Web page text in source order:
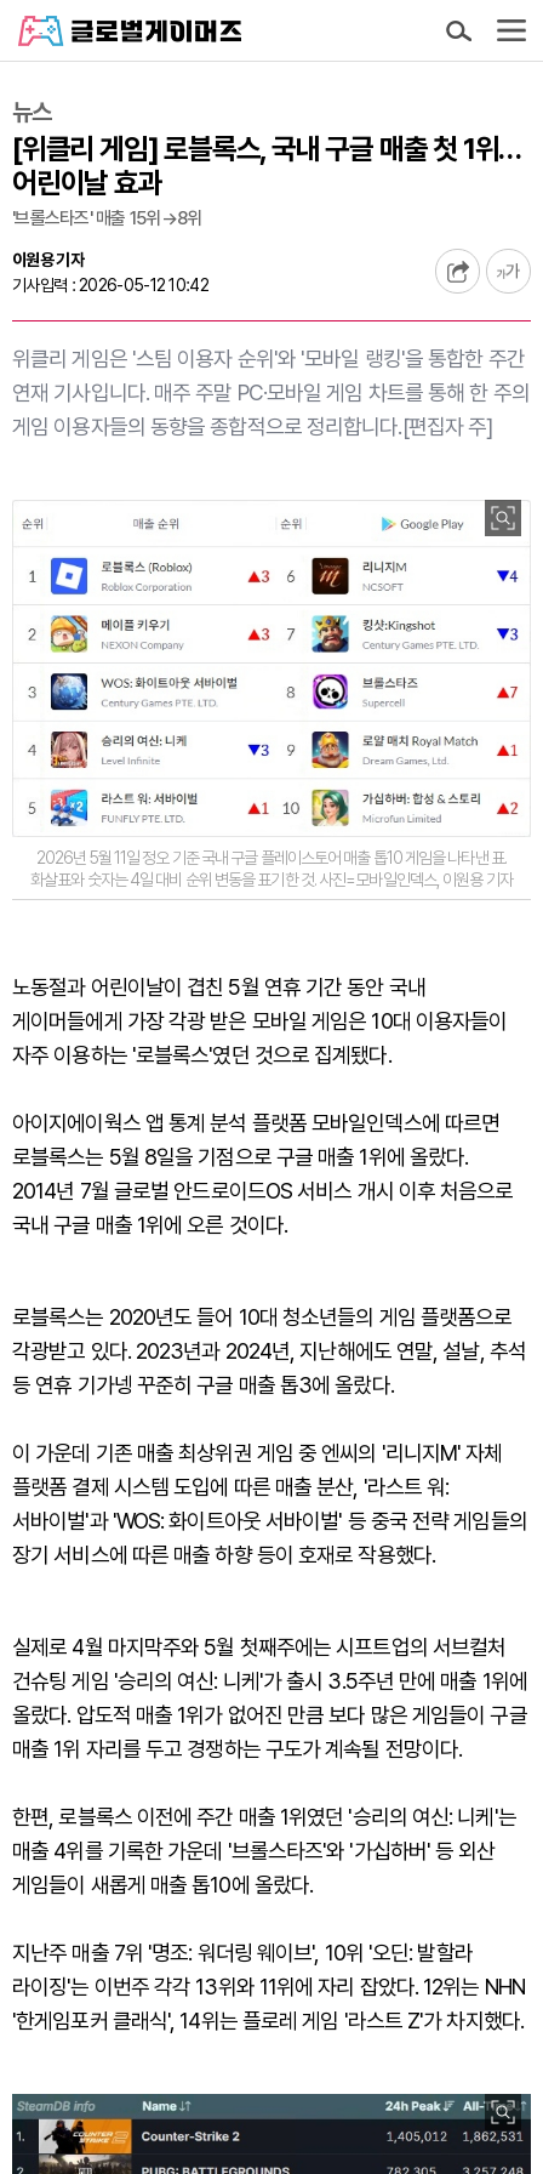
뉴스
[위클리 게임] 로블록스, 국내 구글 매출 첫 1위…
어린이날 효과
'브롤스타즈' 매출 15위→8위
이원용 기자
기사입력 : 2026-05-12 10:42
위클리 게임은 '스팀 이용자 순위'와 '모바일 랭킹'을 통합한 주간
연재 기사입니다. 매주 주말 PC·모바일 게임 차트를 통해 한 주의
게임 이용자들의 동향을 종합적으로 정리합니다.[편집자 주]
2026년 5월 11일 정오 기준 국내 구글 플레이스토어 매출 톱10 게임을 나타낸 표.
화살표와 숫자는 4일 대비 순위 변동을 표기한 것. 사진=모바일인덱스, 이원용 기자
노동절과 어린이날이 겹친 5월 연휴 기간 동안 국내
게이머들에게 가장 각광 받은 모바일 게임은 10대 이용자들이
자주 이용하는 '로블록스'였던 것으로 집계됐다.
아이지에이웍스 앱 통계 분석 플랫폼 모바일인덱스에 따르면
로블록스는 5월 8일을 기점으로 구글 매출 1위에 올랐다.
2014년 7월 글로벌 안드로이드OS 서비스 개시 이후 처음으로
국내 구글 매출 1위에 오른 것이다.
로블록스는 2020년도 들어 10대 청소년들의 게임 플랫폼으로
각광받고 있다. 2023년과 2024년, 지난해에도 연말, 설날, 추석
등 연휴 기가넹 꾸준히 구글 매출 톱3에 올랐다.
이 가운데 기존 매출 최상위권 게임 중 엔씨의 '리니지M' 자체
플랫폼 결제 시스템 도입에 따른 매출 분산, '라스트 워:
서바이벌'과 'WOS: 화이트아웃 서바이벌' 등 중국 전략 게임들의
장기 서비스에 따른 매출 하향 등이 호재로 작용했다.
실제로 4월 마지막주와 5월 첫째주에는 시프트업의 서브컬처
건슈팅 게임 '승리의 여신: 니케'가 출시 3.5주년 만에 매출 1위에
올랐다. 압도적 매출 1위가 없어진 만큼 보다 많은 게임들이 구글
매출 1위 자리를 두고 경쟁하는 구도가 계속될 전망이다.
한편, 로블록스 이전에 주간 매출 1위였던 '승리의 여신: 니케'는
매출 4위를 기록한 가운데 '브롤스타즈'와 '가십하버' 등 외산
게임들이 새롭게 매출 톱10에 올랐다.
지난주 매출 7위 '명조: 워더링 웨이브', 10위 '오딘: 발할라
라이징'는 이번주 각각 13위와 11위에 자리 잡았다. 12위는 NHN
'한게임포커 클래식', 14위는 플로레 게임 '라스트 Z'가 차지했다.